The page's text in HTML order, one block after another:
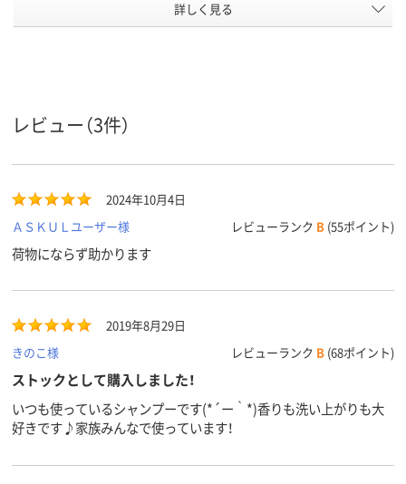
男女兼用
アスクル
商品環境
40
詳しく見る
レビュー（3件）
2024年10月4日
ＡＳＫＵＬユーザー様
レビューランク B (55ポイント)
荷物にならず助かります
2019年8月29日
きのこ様
レビューランク B (68ポイント)
ストックとして購入しました！
いつも使っているシャンプーです(*´ー｀*)香りも洗い上がりも大
好きです♪家族みんなで使っています！